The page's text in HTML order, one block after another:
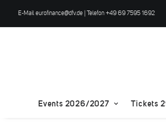
E-Mail eurofinance@dfv.de | Telefon +49 69 7595 1692
Events 2026/2027 Tickets